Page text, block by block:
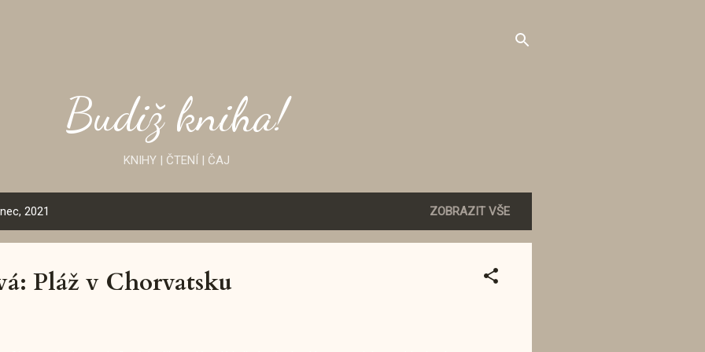
Budiž kniha!
KNIHY | ČTENÍ | ČAJ
2021 ZOBRAZIT VŠE
Pláž v Chorvatsku